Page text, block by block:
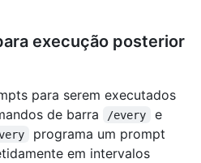
execução posterior
para serem executados
de barra
/every e
programa um prompt
em intervalos